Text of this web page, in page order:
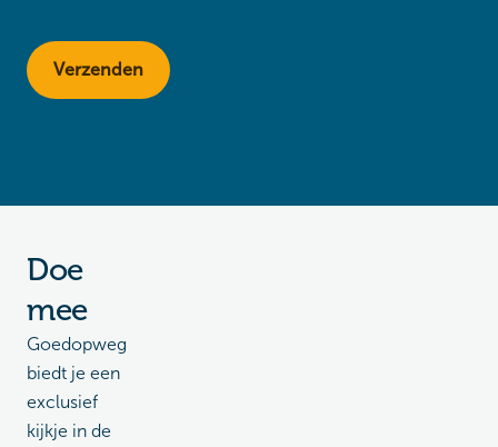
Doe
mee
Goedopweg
biedt je een
exclusief
kijkje in de